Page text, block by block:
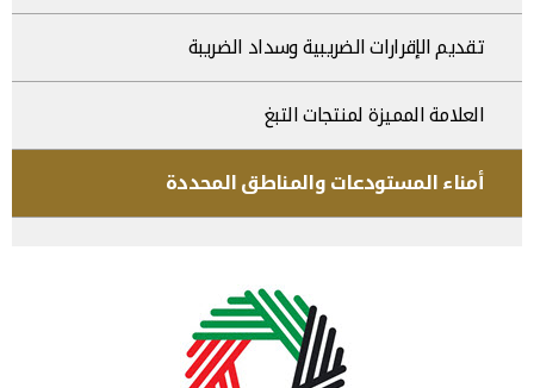
تقديم الإقرارات الضريبية وسداد الضريبة
العلامة المميزة لمنتجات التبغ
أمناء المستودعات والمناطق المحددة